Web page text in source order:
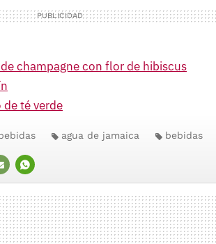
champagne con flor de hibiscus
de té verde
WHATSAPP
agua de jamaica bebidas